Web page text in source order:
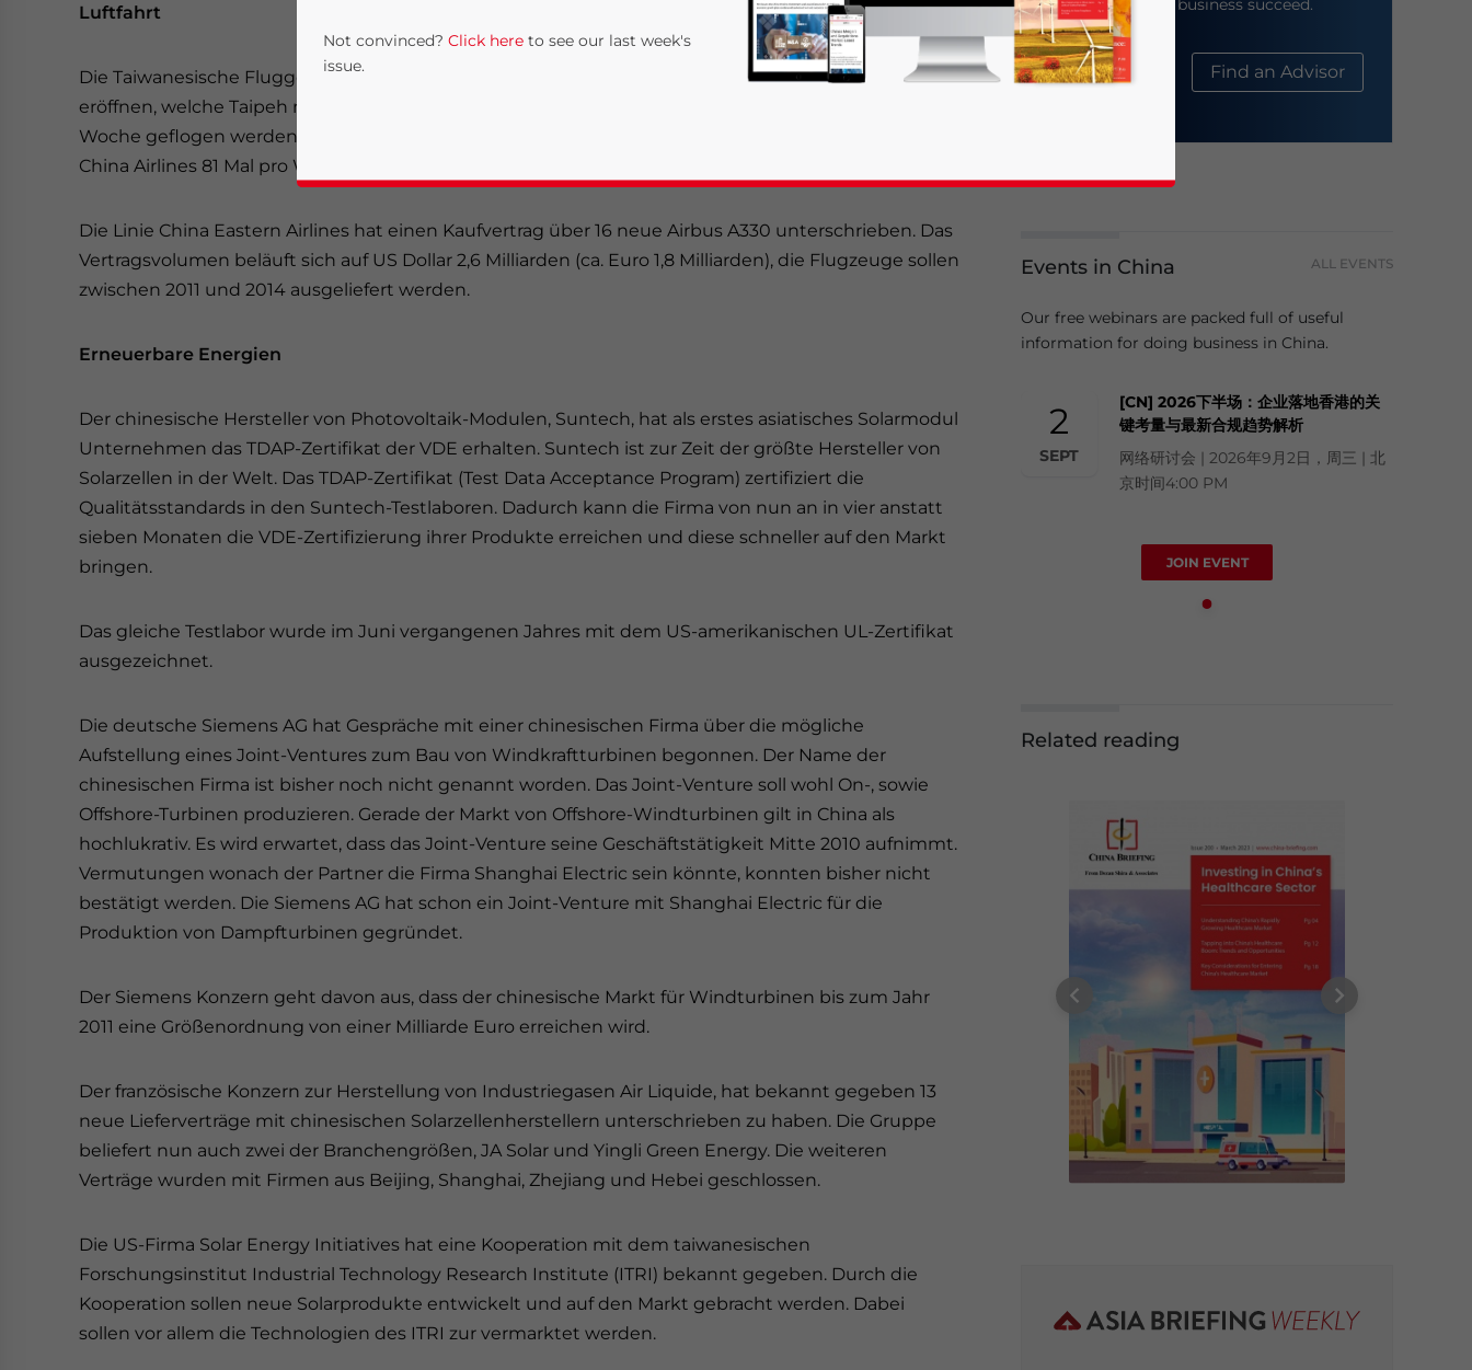
Luftfahrt
Die Taiwanesische Fluggesellschaft China Airlines hat bekannt gegeben eine neue Route zu
eröffnen, welche Taipeh mit der japanischen Stadt Miyazaki verbindet. Die Route soll zweimal pro
Woche geflogen werden. Somit werden nun acht Städte in Japan angesteuert, insgesamt fliegt
China Airlines 81 Mal pro Woche nach Japan.
Die Linie China Eastern Airlines hat einen Kaufvertrag über 16 neue Airbus A330 unterschrieben. Das
Vertragsvolumen beläuft sich auf US Dollar 2,6 Milliarden (ca. Euro 1,8 Milliarden), die Flugzeuge sollen
zwischen 2011 und 2014 ausgeliefert werden.
Erneuerbare Energien
Der chinesische Hersteller von Photovoltaik-Modulen, Suntech, hat als erstes asiatisches Solarmodul
Unternehmen das TDAP-Zertifikat der VDE erhalten. Suntech ist zur Zeit der größte Hersteller von
Solarzellen in der Welt. Das TDAP-Zertifikat (Test Data Acceptance Program) zertifiziert die
Qualitätsstandards in den Suntech-Testlaboren. Dadurch kann die Firma von nun an in vier anstatt
sieben Monaten die VDE-Zertifizierung ihrer Produkte erreichen und diese schneller auf den Markt
bringen.
Das gleiche Testlabor wurde im Juni vergangenen Jahres mit dem US-amerikanischen UL-Zertifikat
ausgezeichnet.
Die deutsche Siemens AG hat Gespräche mit einer chinesischen Firma über die mögliche
Aufstellung eines Joint-Ventures zum Bau von Windkraftturbinen begonnen. Der Name der
chinesischen Firma ist bisher noch nicht genannt worden. Das Joint-Venture soll wohl On-, sowie
Offshore-Turbinen produzieren. Gerade der Markt von Offshore-Windturbinen gilt in China als
hochlukrativ. Es wird erwartet, dass das Joint-Venture seine Geschäftstätigkeit Mitte 2010 aufnimmt.
Vermutungen wonach der Partner die Firma Shanghai Electric sein könnte, konnten bisher nicht
bestätigt werden. Die Siemens AG hat schon ein Joint-Venture mit Shanghai Electric für die
Produktion von Dampfturbinen gegründet.
Der Siemens Konzern geht davon aus, dass der chinesische Markt für Windturbinen bis zum Jahr
2011 eine Größenordnung von einer Milliarde Euro erreichen wird.
Der französische Konzern zur Herstellung von Industriegasen Air Liquide, hat bekannt gegeben 13
neue Lieferverträge mit chinesischen Solarzellenherstellern unterschrieben zu haben. Die Gruppe
beliefert nun auch zwei der Branchengrößen, JA Solar und Yingli Green Energy. Die weiteren
Verträge wurden mit Firmen aus Beijing, Shanghai, Zhejiang und Hebei geschlossen.
Die US-Firma Solar Energy Initiatives hat eine Kooperation mit dem taiwanesischen
Forschungsinstitut Industrial Technology Research Institute (ITRI) bekannt gegeben. Durch die
Kooperation sollen neue Solarprodukte entwickelt und auf den Markt gebracht werden. Dabei
sollen vor allem die Technologien des ITRI zur vermarktet werden.
help your business succeed.
About Us Find an Advisor
Events in China ALL EVENTS
Our free webinars are packed full of useful
information for doing business in China.
2
SEPT
[CN] 2026下半场：企业落地香港的关
键考量与最新合规趋势解析
网络研讨会 | 2026年9月2日，周三 | 北
京时间4:00 PM
JOIN EVENT
Related reading
Not convinced? Click here to see our last week's
issue.
Statement for this website. Please send me business news and updates for Asia!